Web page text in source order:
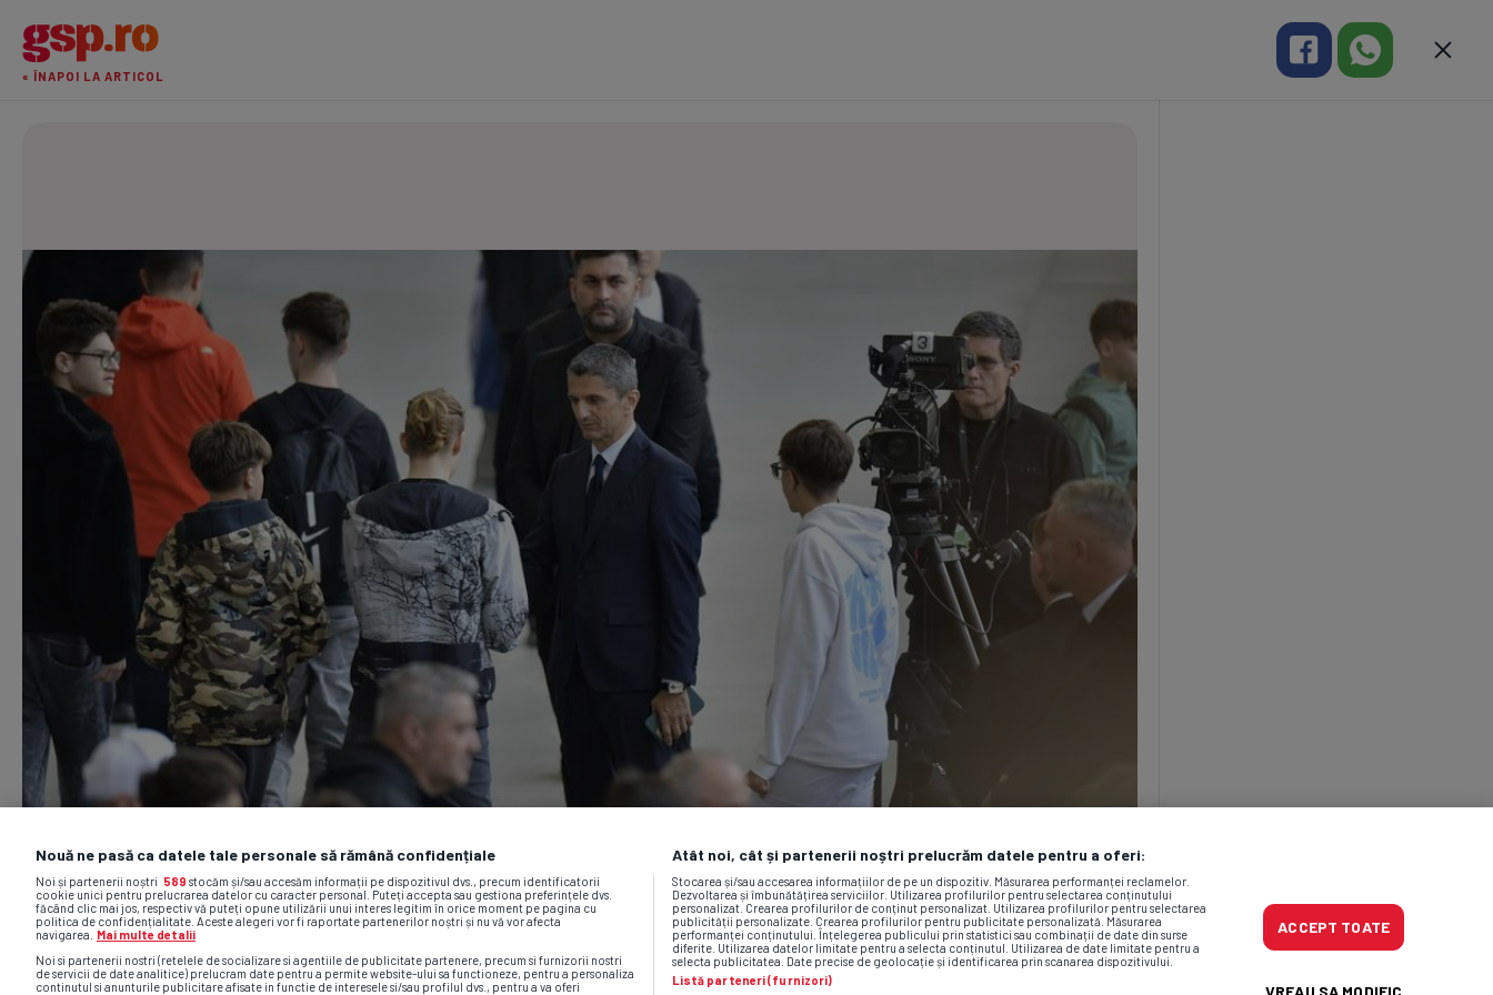
« ÎNAPOI LA ARTICOL
Nouă ne pasă ca datele tale personale să rămână confidențiale
Noi și partenerii noștri 589 stocăm și/sau accesăm informații pe dispozitivul dvs., precum identificatorii
cookie unici pentru prelucrarea datelor cu caracter personal. Puteți accepta sau gestiona preferințele dvs.
făcând clic mai jos, respectiv vă puteți opune utilizării unui interes legitim în orice moment pe pagina cu
politica de confidențialitate. Aceste alegeri vor fi raportate partenerilor noștri și nu vă vor afecta
navigarea.
Mai multe detalii
Noi si partenerii nostri (retelele de socializare si agentiile de publicitate partenere, precum si furnizorii nostri
de servicii de date analitice) prelucram date pentru a permite website-ului sa functioneze, pentru a personaliza
continutul si anunturile publicitare afisate in functie de interesele si/sau profilul dvs., pentru a va oferi
Atât noi, cât și partenerii noștri prelucrăm datele pentru a oferi:
Stocarea și/sau accesarea informațiilor de pe un dispozitiv. Măsurarea performanței reclamelor.
Dezvoltarea și îmbunătățirea serviciilor. Utilizarea profilurilor pentru selectarea conținutului
personalizat. Crearea profilurilor de conținut personalizat. Utilizarea profilurilor pentru selectarea
publicității personalizate. Crearea profilurilor pentru publicitate personalizată. Măsurarea
performanței conținutului. Înțelegerea publicului prin statistici sau combinații de date din surse
diferite. Utilizarea datelor limitate pentru a selecta conținutul. Utilizarea de date limitate pentru a
selecta publicitatea. Date precise de geolocație și identificarea prin scanarea dispozitivului.
Listă parteneri (furnizori)
ACCEPT TOATE
VREAU SA MODIFIC